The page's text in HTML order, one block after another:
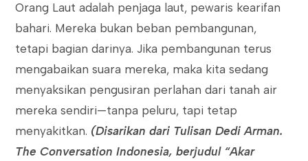
Orang Laut adalah penjaga laut, pewaris kearifan
bahari. Mereka bukan beban pembangunan,
tetapi bagian darinya. Jika pembangunan terus
mengabaikan suara mereka, maka kita sedang
menyaksikan pengusiran perlahan dari tanah air
mereka sendiri—tanpa peluru, tapi tetap
menyakitkan. (Disarikan dari Tulisan Dedi Arman.
The Conversation Indonesia, berjudul “Akar